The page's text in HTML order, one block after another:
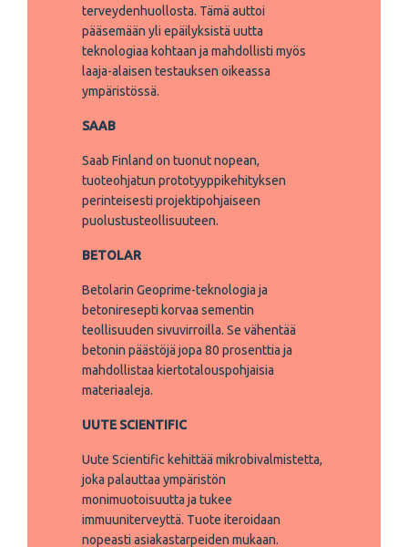
terveydenhuollosta. Tämä auttoi
pääsemään yli epäilyksistä uutta
teknologiaa kohtaan ja mahdollisti myös
laaja-alaisen testauksen oikeassa
ympäristössä.
SAAB
Saab Finland on tuonut nopean,
tuoteohjatun prototyyppikehityksen
perinteisesti projektipohjaiseen
puolustusteollisuuteen.
BETOLAR
Betolarin Geoprime-teknologia ja
betoniresepti korvaa sementin
teollisuuden sivuvirroilla. Se vähentää
betonin päästöjä jopa 80 prosenttia ja
mahdollistaa kiertotalouspohjaisia
materiaaleja.
UUTE SCIENTIFIC
Uute Scientific kehittää mikrobivalmistetta,
joka palauttaa ympäristön
monimuotoisuutta ja tukee
immuuniterveyttä. Tuote iteroidaan
nopeasti asiakastarpeiden mukaan.